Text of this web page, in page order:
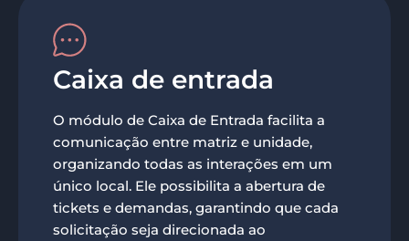
Caixa de entrada
O módulo de Caixa de Entrada facilita a
comunicação entre matriz e unidade,
organizando todas as interações em um
único local. Ele possibilita a abertura de
tickets e demandas, garantindo que cada
solicitação seja direcionada ao